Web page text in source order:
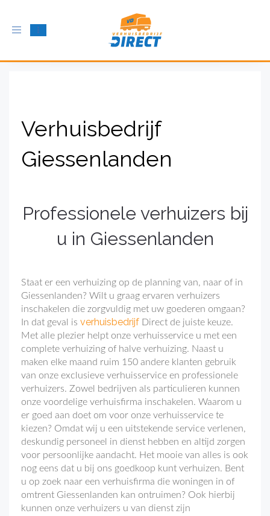
Schakel
Verhuisbedrijf
Giessenlanden
Professionele verhuizers bij
u in Giessenlanden
Staat er een verhuizing op de planning van, naar of in
Giessenlanden? Wilt u graag ervaren verhuizers
inschakelen die zorgvuldig met uw goederen omgaan?
In dat geval is verhuisbedrijf Direct de juiste keuze.
Met alle plezier helpt onze verhuisservice u met een
complete verhuizing of halve verhuizing. Naast u
maken elke maand ruim 150 andere klanten gebruik
van onze exclusieve verhuisservice en professionele
verhuizers. Zowel bedrijven als particulieren kunnen
onze voordelige verhuisfirma inschakelen. Waarom u
er goed aan doet om voor onze verhuisservice te
kiezen? Omdat wij u een uitstekende service verlenen,
deskundig personeel in dienst hebben en altijd zorgen
voor persoonlijke aandacht. Het mooie van alles is ook
nog eens dat u bij ons goedkoop kunt verhuizen. Bent
u op zoek naar een verhuisfirma die woningen in of
omtrent Giessenlanden kan ontruimen? Ook hierbij
kunnen onze verhuizers u van dienst zijn